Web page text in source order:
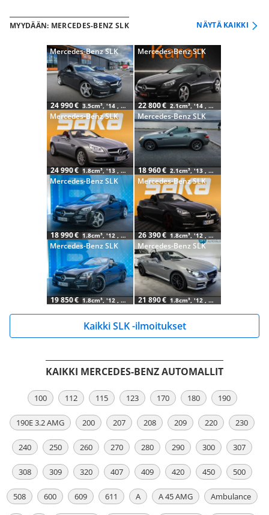
MYYDÄÄN: MERCEDES-BENZ SLK NÄYTÄ KAIKKI
Mercedes-Benz SLK
24 990 € 3.5cm³, '14 , 165 tkm
Mercedes-Benz SLK
22 800 € 2.1cm³, '14 , 136 tkm
Mercedes-Benz SLK
24 990 € 1.8cm³, '13 , 64 tkm
Mercedes-Benz SLK
18 960 € 2.1cm³, '13 , 211 tkm
Mercedes-Benz SLK
18 990 € 1.8cm³, '12 , 209 tkm
Mercedes-Benz SLK
26 390 € 1.8cm³, '12 , 102 tkm
Mercedes-Benz SLK
19 850 € 1.8cm³, '12 , 147 tkm
Mercedes-Benz SLK
21 890 € 1.8cm³, '12 , 197 tkm
Kaikki SLK -ilmoitukset
KAIKKI MERCEDES-BENZ AUTOMALLIT
100 112 115 123 170 180 190
190E 3.2 AMG 200 207 208 209 220 230
240 250 260 270 280 290 300 307
308 309 320 407 409 420 450 500
508 600 609 611 A A 45 AMG Ambulance